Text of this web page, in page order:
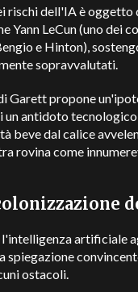
rischi dell'IA è oggetto
Yann LeCun (uno dei
e Hinton),
sopravvalutati.
Garett propone
un antidoto
beve dal calice
rovina come
l'intelligenza artificiale
spiegazione
ostacoli.